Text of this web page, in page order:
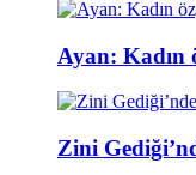
Ayan: Kadın
Zini